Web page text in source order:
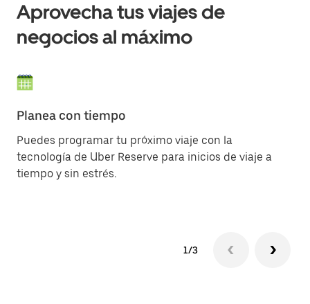
Aprovecha tus viajes de
negocios al máximo
Planea con tiempo
Puedes programar tu próximo viaje con la
tecnología de Uber Reserve para inicios de viaje a
tiempo y sin estrés.
1/3